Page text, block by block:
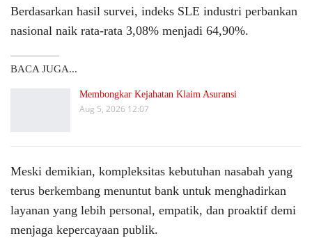
Berdasarkan hasil survei, indeks SLE industri perbankan
nasional naik rata-rata 3,08% menjadi 64,90%.
BACA JUGA...
Membongkar Kejahatan Klaim Asuransi
Aug 5, 2026 12:07
Meski demikian, kompleksitas kebutuhan nasabah yang
terus berkembang menuntut bank untuk menghadirkan
layanan yang lebih personal, empatik, dan proaktif demi
menjaga kepercayaan publik.